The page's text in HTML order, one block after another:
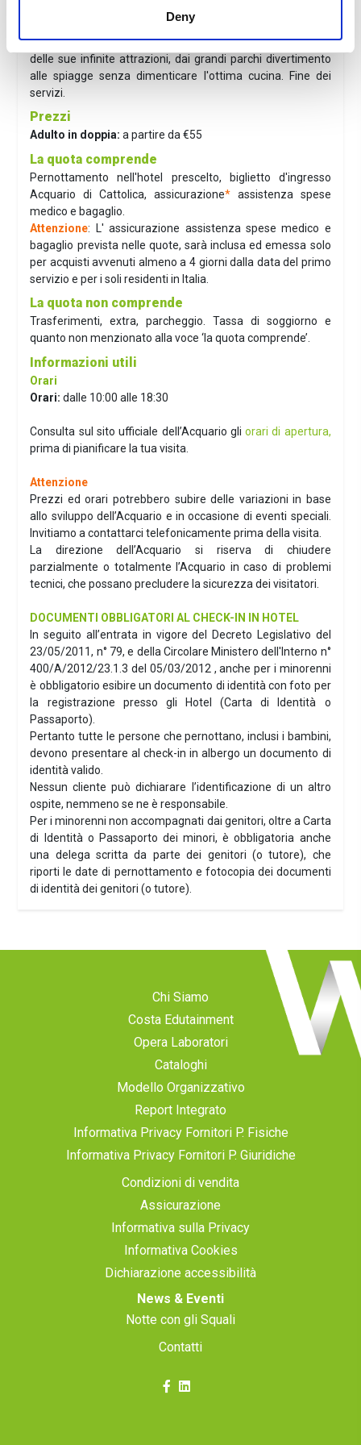
Deny
Dal 2° giorno alla partenza: giornate a disposizione da
dedicare al relax e alla scoperta della Riviera Romagnole e
delle sue infinite attrazioni, dai grandi parchi divertimento
alle spiagge senza dimenticare l'ottima cucina. Fine dei
servizi.
Prezzi
Adulto in doppia: a partire da €55
La quota comprende
Pernottamento nell'hotel prescelto, biglietto d'ingresso
Acquario di Cattolica, assicurazione*assistenza spese
medico e bagaglio.
Attenzione: L' assicurazione assistenza spese medico e
bagaglio prevista nelle quote, sarà inclusa ed emessa solo
per acquisti avvenuti almeno a 4 giorni dalla data del primo
servizio e per i soli residenti in Italia.
La quota non comprende
Trasferimenti, extra, parcheggio. Tassa di soggiorno e
quanto non menzionato alla voce ‘la quota comprende’.
Informazioni utili
Orari
Orari: dalle 10:00 alle 18:30
Consulta sul sito ufficiale dell’Acquario gli orari di apertura,
prima di pianificare la tua visita.
Attenzione
Prezzi ed orari potrebbero subire delle variazioni in base
allo sviluppo dell’Acquario e in occasione di eventi speciali.
Invitiamo a contattarci telefonicamente prima della visita.
La direzione dell’Acquario si riserva di chiudere
parzialmente o totalmente l’Acquario in caso di problemi
tecnici, che possano precludere la sicurezza dei visitatori.
DOCUMENTI OBBLIGATORI AL CHECK-IN IN HOTEL
In seguito all’entrata in vigore del Decreto Legislativo del
23/05/2011, n° 79, e della Circolare Ministero dell'Interno n°
400/A/2012/23.1.3 del 05/03/2012 , anche per i minorenni
è obbligatorio esibire un documento di identità con foto per
la registrazione presso gli Hotel (Carta di Identità o
Passaporto).
Pertanto tutte le persone che pernottano, inclusi i bambini,
devono presentare al check-in in albergo un documento di
identità valido.
Nessun cliente può dichiarare l’identificazione di un altro
ospite, nemmeno se ne è responsabile.
Per i minorenni non accompagnati dai genitori, oltre a Carta
di Identità o Passaporto dei minori, è obbligatoria anche
una delega scritta da parte dei genitori (o tutore), che
riporti le date di pernottamento e fotocopia dei documenti
di identità dei genitori (o tutore).
Chi Siamo
Costa Edutainment
Opera Laboratori
Cataloghi
Modello Organizzativo
Report Integrato
Informativa Privacy Fornitori P. Fisiche
Informativa Privacy Fornitori P. Giuridiche
Condizioni di vendita
Assicurazione
Informativa sulla Privacy
Informativa Cookies
Dichiarazione accessibilità
News & Eventi
Notte con gli Squali
Contatti